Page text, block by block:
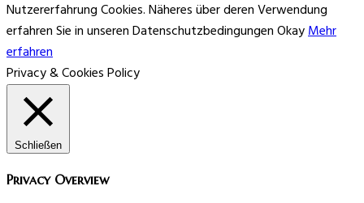
Nutzererfahrung Cookies. Näheres über deren Verwendung
erfahren Sie in unseren DatenschutzbedingungenOkayMehr
erfahren
Privacy & Cookies Policy
Schließen
Privacy Overview